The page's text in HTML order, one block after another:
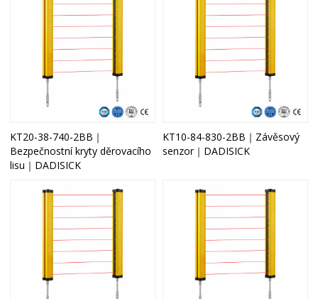
KT20-38-740-2BB｜
Bezpečnostní kryty děrovacího
lisu｜DADISICK
KT10-84-830-2BB｜Závěsový
senzor｜DADISICK